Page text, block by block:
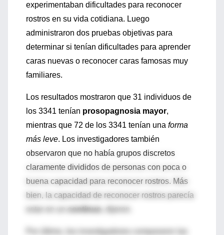
experimentaban dificultades para reconocer
rostros en su vida cotidiana. Luego
administraron dos pruebas objetivas para
determinar si tenían dificultades para aprender
caras nuevas o reconocer caras famosas muy
familiares.
Los resultados mostraron que 31 individuos de
los 3341 tenían prosopagnosia mayor,
mientras que 72 de los 3341 tenían una forma
más leve. Los investigadores también
observaron que no había grupos discretos
claramente divididos de personas con poca o
buena capacidad para reconocer rostros. Más
bien, la capacidad de reconocer rostros parecía
estar en un
continuo
Por último, los investigadores compararon las